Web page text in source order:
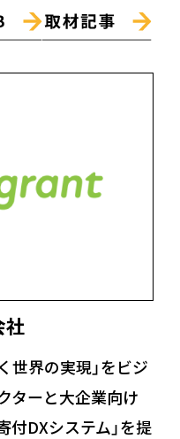
世界の実現」をビジ
ターと大企業向け
付DXシステム」を提